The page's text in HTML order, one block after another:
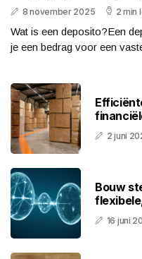
8 november 2025 2 min
Wat is een deposito?Een
je een bedrag voor een
2 juni
Bouw
16 juni